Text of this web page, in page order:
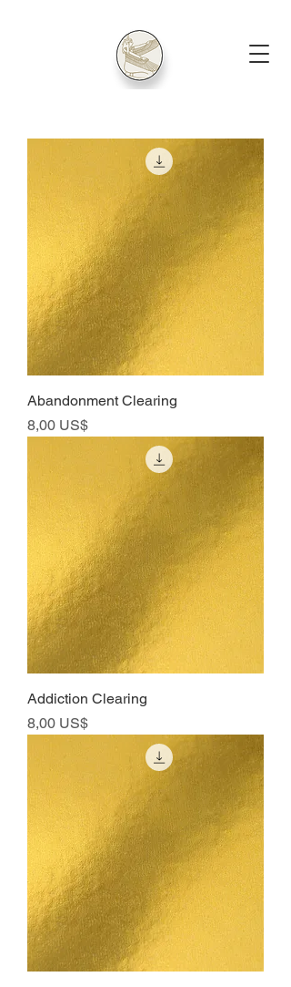
Abandonment Clearing
Precio
8,00 US$
Addiction Clearing
Precio
8,00 US$